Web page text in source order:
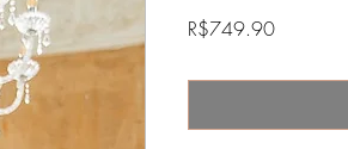
R$749.90Price